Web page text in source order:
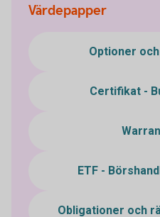
Värdepapper
Optioner
Certifikat -
ETF -
Obligationer och